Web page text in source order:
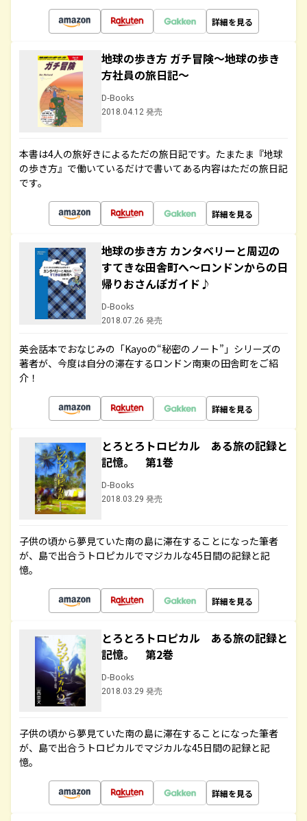
詳細を見る
地球の歩き方 ガチ冒険～地球の歩き
方社員の旅日記～
D-Books
2018.04.12 発売
本書は4人の旅好きによるただの旅日記です。たまたま『地球
の歩き方』で働いているだけで書いてある内容はただの旅日記
です。
詳細を見る
地球の歩き方 カンタベリーと周辺の
すてきな田舎町へ～ロンドンからの日
帰りおさんぽガイド♪
D-Books
2018.07.26 発売
英会話本でおなじみの「Kayoの“秘密のノート”」シリーズの
著者が、今度は自分の滞在するロンドン南東の田舎町をご紹
介！
詳細を見る
とろとろトロピカル ある旅の記録と
記憶。 第1巻
D-Books
2018.03.29 発売
子供の頃から夢見ていた南の島に滞在することになった筆者
が、島で出合うトロピカルでマジカルな45日間の記録と記
憶。
詳細を見る
とろとろトロピカル ある旅の記録と
記憶。 第2巻
D-Books
2018.03.29 発売
子供の頃から夢見ていた南の島に滞在することになった筆者
が、島で出合うトロピカルでマジカルな45日間の記録と記
憶。
詳細を見る